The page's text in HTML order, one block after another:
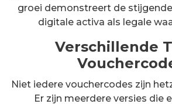
groei demonstreert de
digitale activa als legale
Verschillende
Niet iedere vouchercodes zijn
Er zijn meerdere versies die